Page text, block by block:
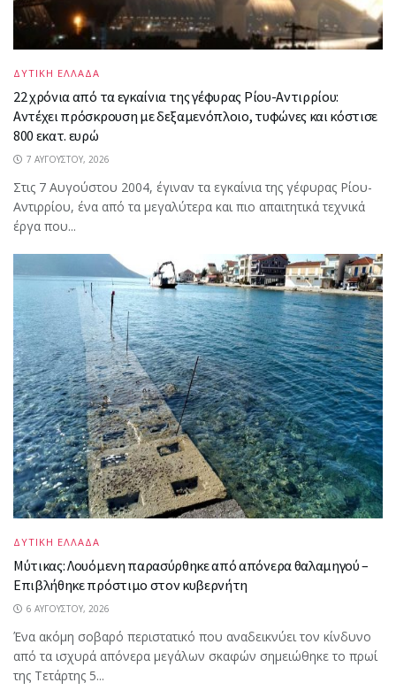
ΔΥΤΙΚΗ ΕΛΛΑΔΑ
22 χρόνια από τα εγκαίνια της γέφυρας Ρίου-Αντιρρίου:
Αντέχει πρόσκρουση με δεξαμενόπλοιο, τυφώνες και κόστισε
800 εκατ. ευρώ
7 ΑΥΓΟΎΣΤΟΥ, 2026
Στις 7 Αυγούστου 2004, έγιναν τα εγκαίνια της γέφυρας Ρίου-
Αντιρρίου, ένα από τα μεγαλύτερα και πιο απαιτητικά τεχνικά
έργα που...
ΔΥΤΙΚΗ ΕΛΛΑΔΑ
Μύτικας: Λουόμενη παρασύρθηκε από απόνερα θαλαμηγού –
Επιβλήθηκε πρόστιμο στον κυβερνήτη
6 ΑΥΓΟΎΣΤΟΥ, 2026
Ένα ακόμη σοβαρό περιστατικό που αναδεικνύει τον κίνδυνο
από τα ισχυρά απόνερα μεγάλων σκαφών σημειώθηκε το πρωί
της Τετάρτης 5...